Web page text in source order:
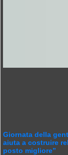
Giornata della
aiuta a costruire
posto migliore”